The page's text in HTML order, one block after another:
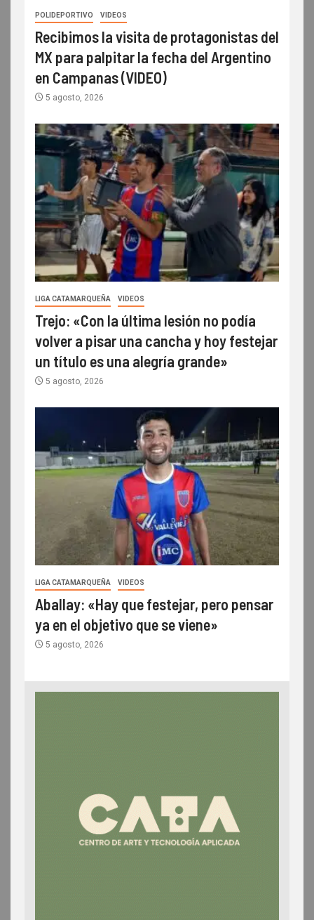
POLIDEPORTIVO VIDEOS
Recibimos la visita de protagonistas del
MX para palpitar la fecha del Argentino
en Campanas (VIDEO)
5 agosto, 2026
LIGA CATAMARQUEÑA VIDEOS
Trejo: «Con la última lesión no podía
volver a pisar una cancha y hoy festejar
un título es una alegría grande»
5 agosto, 2026
LIGA CATAMARQUEÑA VIDEOS
Aballay: «Hay que festejar, pero pensar
ya en el objetivo que se viene»
5 agosto, 2026